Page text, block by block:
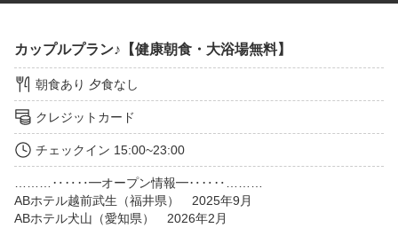
カップルプラン♪【健康朝食・大浴場無料】
朝食あり 夕食なし
クレジットカード
チェックイン 15:00~23:00
………‥‥‥━オープン情報━‥‥‥………
ABホテル越前武生（福井県）　2025年9月
ABホテル犬山（愛知県）　2026年2月